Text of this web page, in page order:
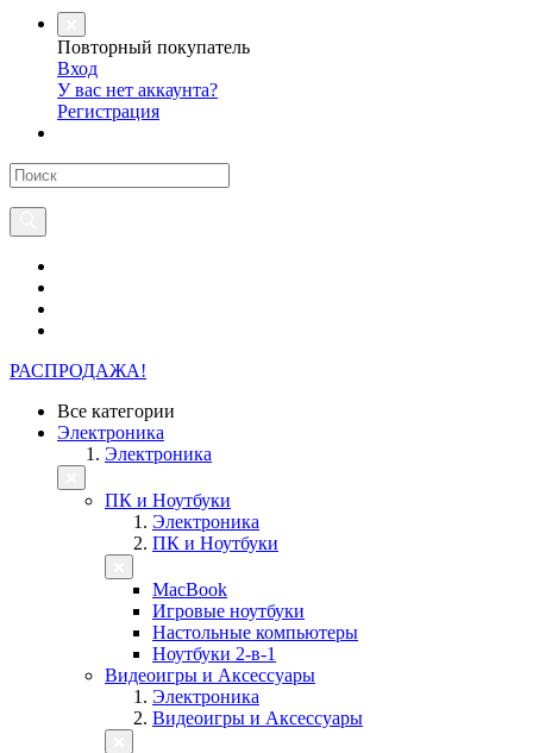
Повторный покупатель
Вход
У вас нет аккаунта?
Регистрация
РАСПРОДАЖА!
Все категории
Электроника
Электроника
ПК и Ноутбуки
Электроника
ПК и Ноутбуки
MacBook
Игровые ноутбуки
Настольные компьютеры
Ноутбуки 2-в-1
Видеоигры и Аксессуары
Электроника
Видеоигры и Аксессуары